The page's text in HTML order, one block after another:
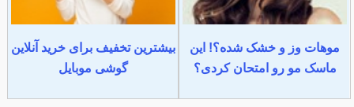
موهات وز و خشک شده؟! این
ماسک مو رو امتحان کردی؟
بیشترین تخفیف برای خرید آنلاین
گوشی موبایل